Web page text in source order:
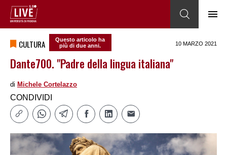
CULTURA
Questo articolo ha
più di due anni.
10 MARZO 2021
Dante700. "Padre della lingua italiana"
di Michele Cortelazzo
CONDIVIDI